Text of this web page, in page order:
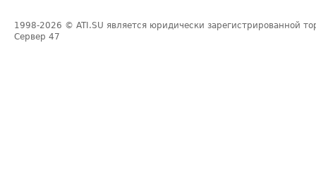
1998-2026 © ATI.SU является юридически зарегистрированной
Сервер 47